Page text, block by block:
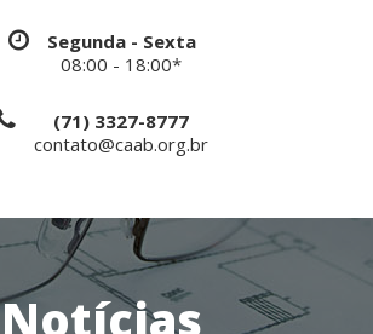
Segunda - Sexta
08:00 - 18:00*
(71) 3327-8777
contato@caab.org.br
Notícias